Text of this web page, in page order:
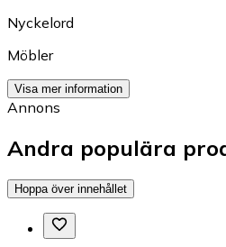
Nyckelord
Möbler
Visa mer information
Annons
Andra populära
Hoppa över innehållet